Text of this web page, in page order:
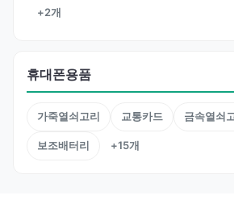
+2개
휴대폰용품
가죽열쇠고리 교통카드 금속열쇠
보조배터리 +15개